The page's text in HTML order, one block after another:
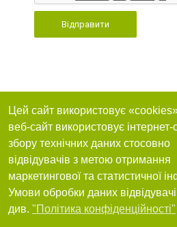
Відправити
Цей сайт використовує
веб-сайт використовує інтернет-
збору технічних даних стосовно
відвідувачів з метою отримання
маркетингової та статистичної
Умови обробки даних
див. "Політика конфіденційності"